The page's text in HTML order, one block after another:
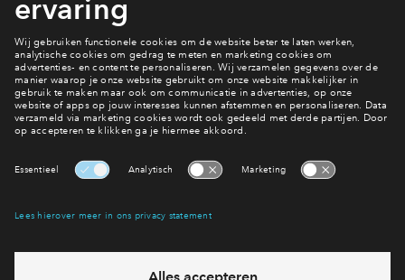
Bekijk de planning
Welke woning is jouw favoriet?
Bekijk het woningaanbod
eventuele projecten